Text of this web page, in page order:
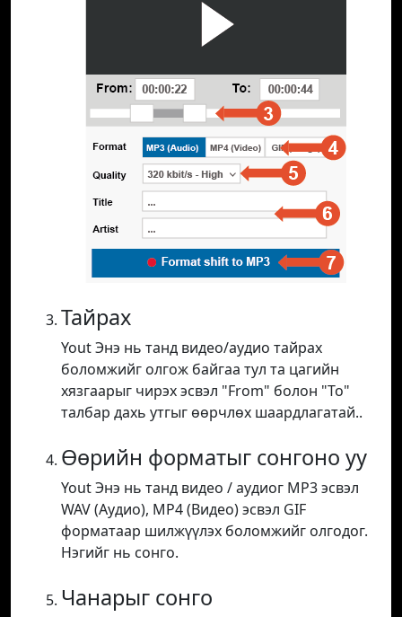
Тайрах
Yout Энэ нь танд видео/аудио тайрах
боломжийг олгож байгаа тул та цагийн
хязгаарыг чирэх эсвэл "From" болон "To"
талбар дахь утгыг өөрчлөх шаардлагатай..
Өөрийн форматыг сонгоно уу
Yout Энэ нь танд видео / аудиог MP3 эсвэл
WAV (Аудио), MP4 (Видео) эсвэл GIF
форматаар шилжүүлэх боломжийг олгодог.
Нэгийг нь сонго.
Чанарыг сонго